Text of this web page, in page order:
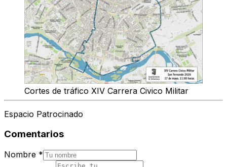
Cortes de tráfico XIV Carrera Civico Militar
Espacio Patrocinado
Comentarios
Nombre *